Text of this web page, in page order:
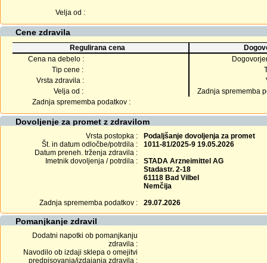
Velja od :
Cene zdravila
Regulirana cena
Cena na debelo :
Tip cene :
Vrsta zdravila :
Velja od :
Zadnja sprememba
Zadnja sprememba podatkov :
Dovoljenje za promet z zdravilom
Vrsta postopka :
Podaljšanje dovoljenja za promet
Št. in datum odločbe/potrdila :
1011-81/2025-9 19.05.2026
Datum preneh. trženja zdravila :
Imetnik dovoljenja / potrdila :
STADA Arzneimittel AG
Stadastr. 2-18
61118 Bad Vilbel
Nemčija
Zadnja sprememba podatkov :
29.07.2026
Pomanjkanje zdravil
Dodatni napotki ob pomanjkanju
zdravila :
Navodilo ob izdaji sklepa o omejitvi
predpisovanja/izdajanja zdravila :